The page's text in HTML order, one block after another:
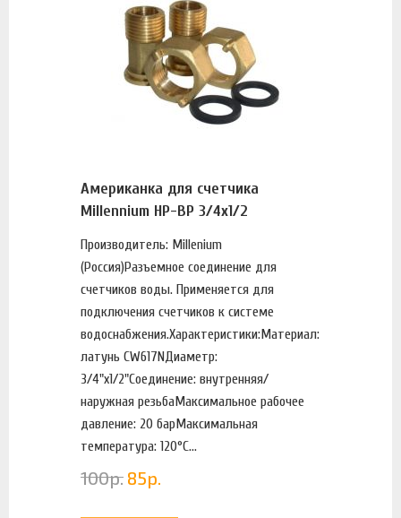
Американка для счетчика
Millennium НР-ВР 3/4х1/2
Производитель: Millenium
(Россия)Разъемное соединение для
счетчиков воды. Применяется для
подключения счетчиков к системе
водоснабжения.Характеристики:Материал:
латунь CW617NДиаметр:
3/4"х1/2"Соединение: внутренняя/
наружная резьбаМаксимальное рабочее
давление: 20 барМаксимальная
температура: 120°С...
100р. 85р.